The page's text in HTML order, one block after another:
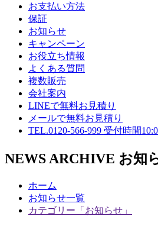
お支払い方法
保証
お知らせ
キャンペーン
お役立ち情報
よくある質問
複数販売
会社案内
LINEで無料お見積り
メールで無料お見積り
TEL.0120-566-999 受付時間
NEWS ARCHIVE お知
ホーム
お知らせ一覧
カテゴリー「お知らせ」